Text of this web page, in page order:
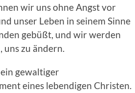
wir uns ohne Angst vor
unser Leben in seinem Sinne
gebüßt, und wir werden
zu ändern.
gewaltiger
eines lebendigen Christen.